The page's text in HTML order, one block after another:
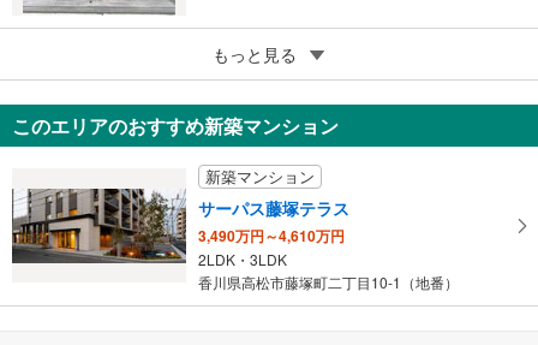
サーパスシティ栗林
2,290万円
3LDK
香川県高松市栗林町2丁目
もっと見る
このエリアのおすすめ新築マンション
新築マンション
サーパス藤塚テラス
3,490万円～4,610万円
2LDK・3LDK
香川県高松市藤塚町二丁目10-1（地番）